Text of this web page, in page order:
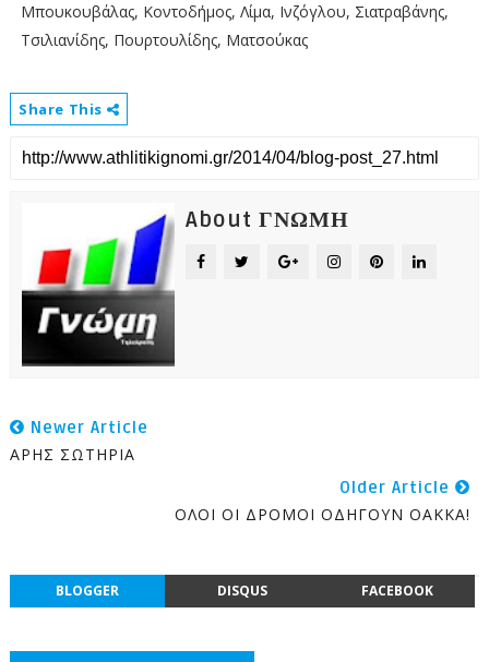
Μπουκουβάλας, Κοντοδήμος, Λίμα, Ινζόγλου, Σιατραβάνης,
Τσιλιανίδης, Πουρτουλίδης, Ματσούκας
Share This
About ΓΝΩΜΗ
Newer Article
ΑΡΗΣ ΣΩΤΗΡΙΑ
Older Article
ΟΛΟΙ ΟΙ ΔΡΟΜΟΙ ΟΔΗΓΟΥΝ ΟΑΚΚΑ!
BLOGGER DISQUS FACEBOOK